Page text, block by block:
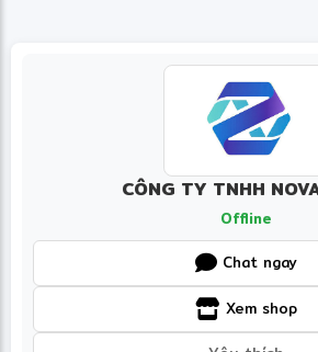
CÔNG TY TNHH
Offline
Chat ngay
Xem shop